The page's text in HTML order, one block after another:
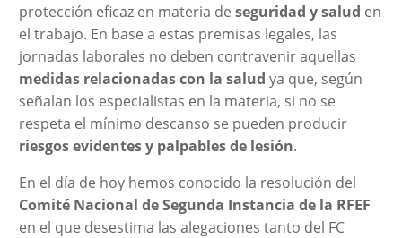
protección eficaz en materia de seguridad y salud en
el trabajo. En base a estas premisas legales, las
jornadas laborales no deben contravenir aquellas
medidas relacionadas con la salud ya que, según
señalan los especialistas en la materia, si no se
respeta el mínimo descanso se pueden producir
riesgos evidentes y palpables de lesión.
En el día de hoy hemos conocido la resolución del
Comité Nacional de Segunda Instancia de la RFEF
en el que desestima las alegaciones tanto del FC